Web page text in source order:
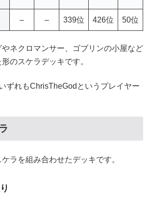
– – 339位 426位 50位
ネクロマンサー、ゴブリンの小屋など
のスケラデッキです。
ずれもChrisTheGodというプレイヤー
ラを組み合わせたデッキです。